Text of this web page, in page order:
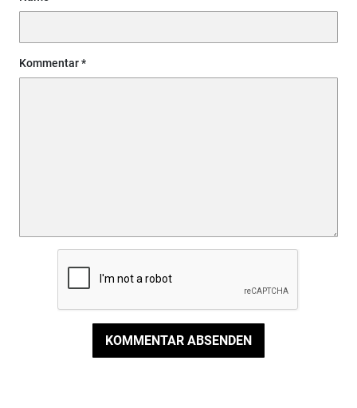
Kommentar
KOMMENTAR ABSENDEN